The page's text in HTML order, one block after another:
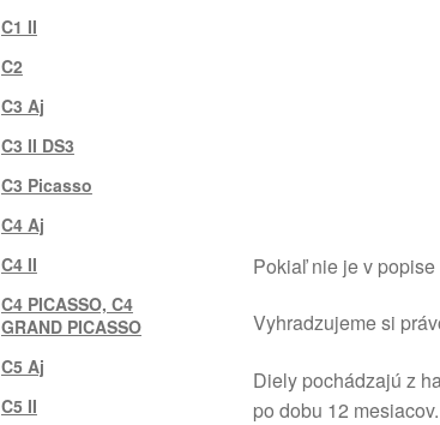
Pokiaľ nie je v
Vyhradzujeme si
Diely pochádzajú z
po dobu 12 mesiacov.
C1 II
C2
C3 Aj
C3 II DS3
C3 Picasso
C4 Aj
C4 II
C4 PICASSO, C4
GRAND PICASSO
C5 Aj
C5 II